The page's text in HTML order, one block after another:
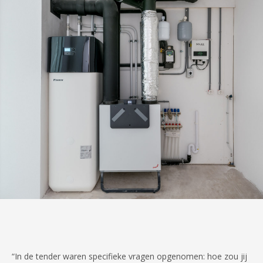
“In de tender waren specifieke vragen opgenomen: hoe zou jij